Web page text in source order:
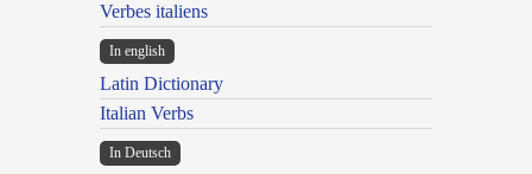
Verbes italiens
In english
Latin Dictionary
Italian Verbs
In Deutsch